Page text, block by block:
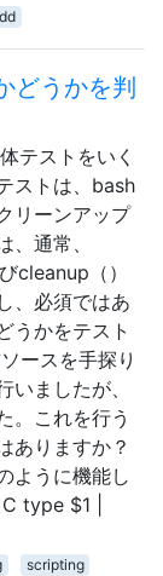
どうかを判
テストをいく
ストは、bash
リーンアップ
、通常、
cleanup（）
、必須ではあ
うかをテスト
ースを手探り
ましたが、
。これを行う
ありますか？
ように機能し
type $1 |
scripting